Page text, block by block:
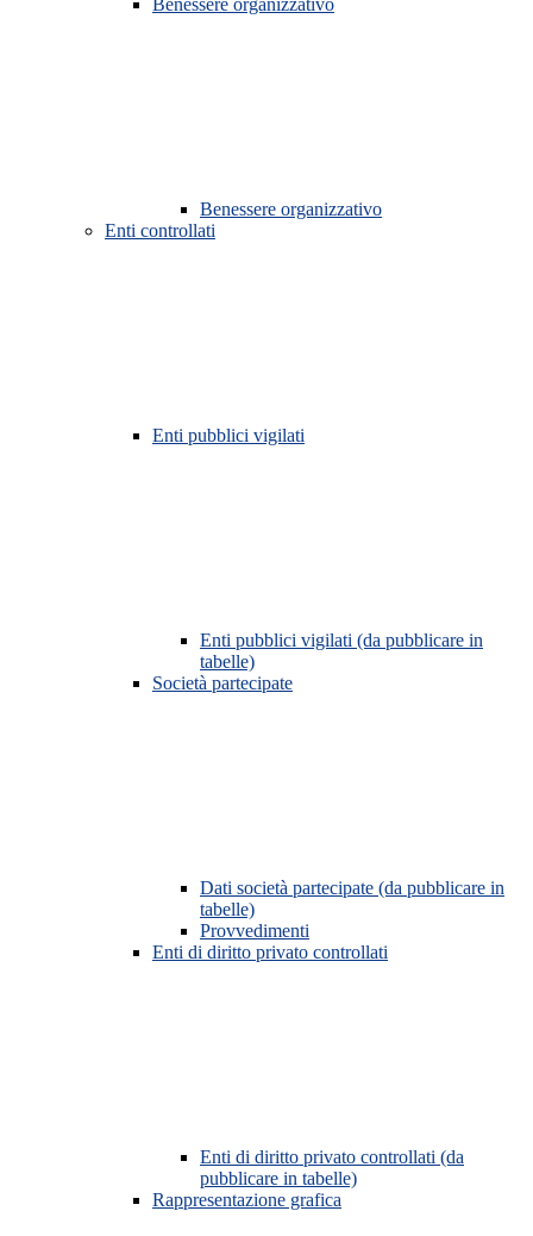
Benessere organizzativo
Benessere organizzativo
Enti controllati
Enti pubblici vigilati
Enti pubblici vigilati (da pubblicare in
tabelle)
Società partecipate
Dati società partecipate (da pubblicare in
tabelle)
Provvedimenti
Enti di diritto privato controllati
Enti di diritto privato controllati (da
pubblicare in tabelle)
Rappresentazione grafica